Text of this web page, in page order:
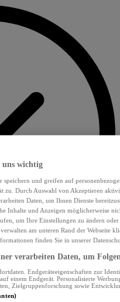
wichtig
speichern und greifen auf
zu. Durch Auswahl von Akzeptieren
Daten, um Ihnen Dienste
Inhalte und Anzeigen möglicherweise
um Ihre Einstellungen zu ändern
am unteren Rand der Webseite
finden Sie in unserer
verarbeiten Daten, um
Endgeräteeigenschaften zur
einem Endgerät. Personalisierte
Zielgruppenforschung sowie